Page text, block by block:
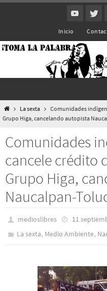
Inicio
InicioLa sexta
Comunidades
Grupo Higa, cancelando autopista
Comunidades
cancele crédito
Grupo Higa,
Naucalpan-
medioslibres
11
La sexta, Medio Ambiente,